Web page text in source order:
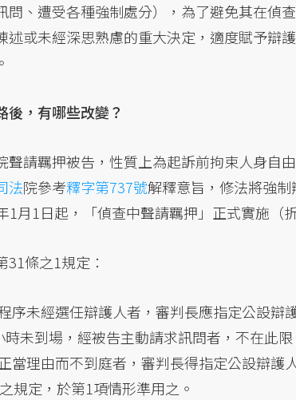
問、遭受各種強制處分），為了避免其在偵
述或未經深思熟慮的重大決定，適度賦予辯
後，有哪些改變？
聲請羈押被告，性質上為起訴前拘束人身自
法院參考釋字第737號解釋意旨，修法將強
1月1日起，「偵查中聲請羈押」正式實施（
條之1規定：
序未經選任辯護人者，審判長應指定公設辯
未到場，經被告主動請求訊問者，不在此限
當理由而不到庭者，審判長得指定公設辯護
規定，於第1項情形準用之。